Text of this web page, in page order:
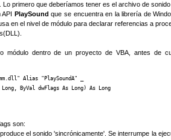
primero que deberíamos tener es el archivo de sonido
PlaySound que se encuentra en la librería de
en el nivel de módulo para declarar referencias a
dentro de un proyecto de VBA, antes de
Alias "PlaySoundA" _
ByVal dwFlags As Long) As Long
son:
el sonido 'sincrónicamente'. Se interrumpe la